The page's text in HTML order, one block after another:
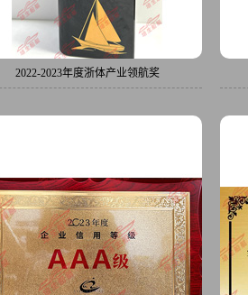
2022-2023年度浙体产业领航奖